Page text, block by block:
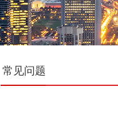
常见问题